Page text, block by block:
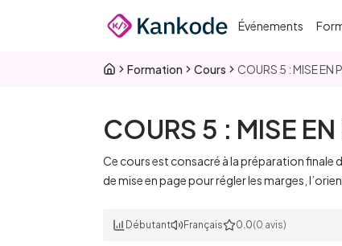
Événements
Formation Cours COURS 5 : MISE EN
COURS 5 : MISE
Ce cours est consacré à la préparation finale
de mise en page pour régler les marges,
Débutant Français 0.0(0 avis)